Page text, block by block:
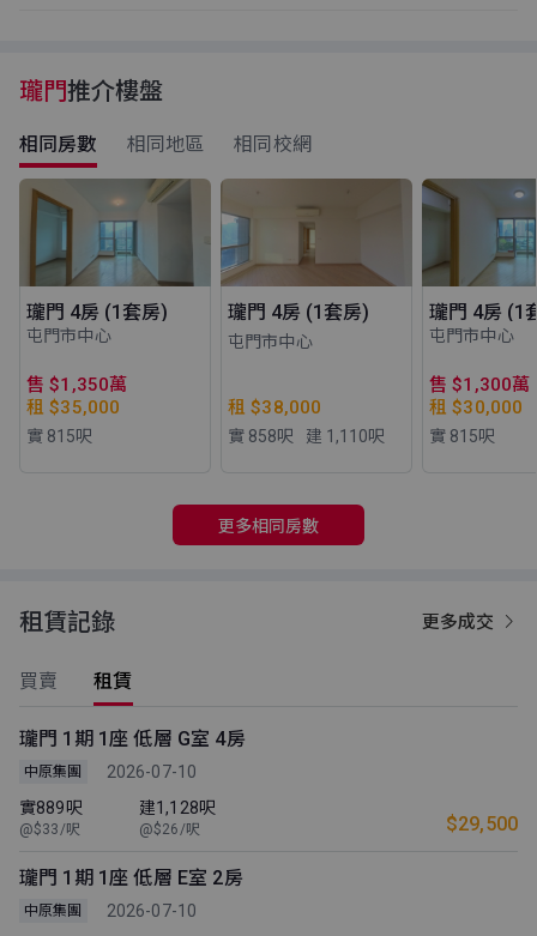
瓏門推介樓盤
相同房數 相同地區 相同校網
瓏門 4房 (1套房)
屯門市中心
售 $1,350萬
租 $35,000
實 815呎
瓏門 4房 (1套房)
屯門市中心
租 $38,000
實 858呎 建 1,110呎
瓏門 4房 (1
屯門市中心
售 $1,300萬
租 $30,000
實 815呎
更多相同房數
租賃記錄 更多成交
買賣 租賃
瓏門 1期 1座 低層 G室 4房
中原集團
2026-07-10
實889呎
@$33/呎
建1,128呎
@$26/呎 $29,500
瓏門 1期 1座 低層 E室 2房
中原集團 2026-07-10